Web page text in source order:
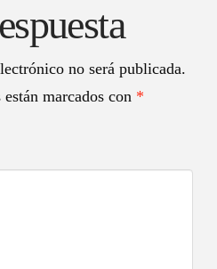
no será publicada.
marcados con *